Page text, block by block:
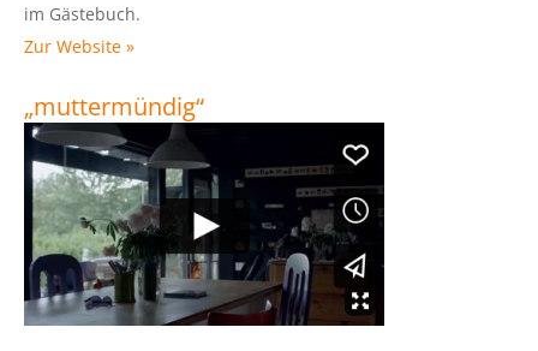
im Gästebuch.
Zur Website »
„muttermündig“